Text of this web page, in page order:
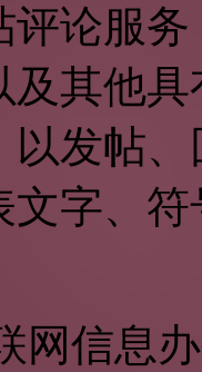
评论服
及其他
发帖
文字、
网信息